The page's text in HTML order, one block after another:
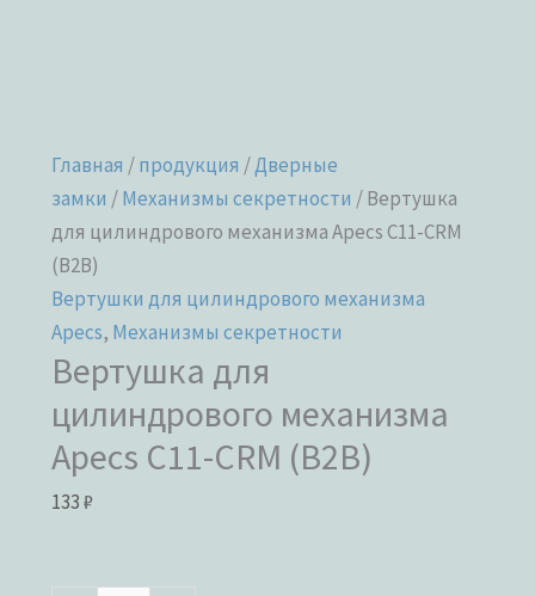
Главная /продукция /Дверные
замки /Механизмы секретности / Вертушка
для цилиндрового механизма Apecs C11-CRM
(B2B)
Вертушки для цилиндрового механизма
Apecs, Механизмы секретности
Вертушка для
цилиндрового механизма
Apecs C11-CRM (B2B)
133₽